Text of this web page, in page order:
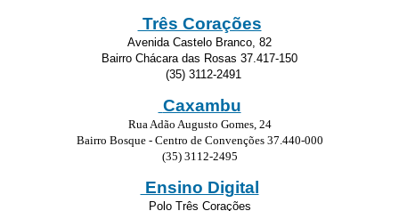
Três Corações
Avenida Castelo Branco, 82
Bairro Chácara das Rosas 37.417-150
(35) 3112-2491
Caxambu
Rua Adão Augusto Gomes, 24
Bairro Bosque - Centro de Convenções 37.440-000
(35) 3112-2495
Ensino Digital
Polo Três Corações